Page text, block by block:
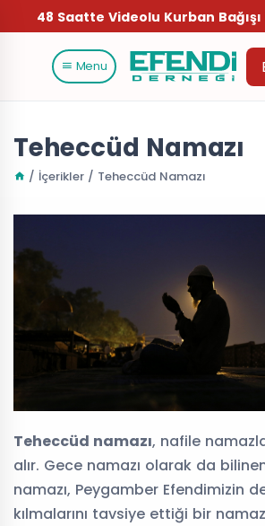
48 Saatte Videolu Kurban Bağışı
Menu
Teheccüd Namazı
/ İçerikler / Teheccüd Namazı
Teheccüd namazı, nafile
alır. Gece namazı olarak da
namazı, Peygamber Efendimizin
kılmalarını tavsiye ettiği bir